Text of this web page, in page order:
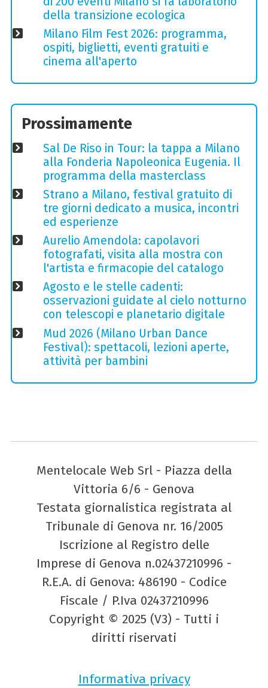
della transizione ecologica
Milano Film Fest 2026: programma,
ospiti, biglietti, eventi gratuiti e
cinema all'aperto
Prossimamente
Sal De Riso in Tour: la tappa a Milano
alla Fonderia Napoleonica Eugenia. Il
programma della masterclass
Strano a Milano, festival gratuito di
tre giorni dedicato a musica, incontri
ed esperienze
Aurelio Amendola: capolavori
fotografati, visita alla mostra con
l'artista e firmacopie del catalogo
Agosto e le stelle cadenti:
osservazioni guidate al cielo notturno
con telescopi e planetario digitale
Mud 2026 (Milano Urban Dance
Festival): spettacoli, lezioni aperte,
attività per bambini
Mentelocale Web Srl - Piazza della
Vittoria 6/6 - Genova
Testata giornalistica registrata al
Tribunale di Genova nr. 16/2005
Iscrizione al Registro delle
Imprese di Genova n.02437210996 -
R.E.A. di Genova: 486190 - Codice
Fiscale / P.Iva 02437210996
Copyright © 2025 (V3) - Tutti i
diritti riservati
Informativa privacy